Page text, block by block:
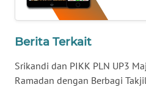
Berita Terkait
Srikandi dan PIKK PLN UP3
Ramadan dengan Berbagi
SULSEL
WN
GORONTALO